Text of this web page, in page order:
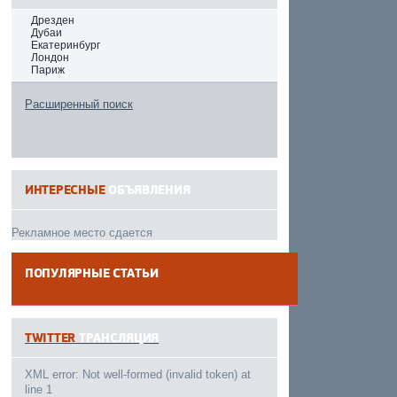
Дрезден
Дубаи
Екатеринбург
Лондон
Париж
Расширенный поиск
ИНТЕРЕСНЫЕОБЪЯВЛЕНИЯ
Рекламное место сдается
ПОПУЛЯРНЫЕ СТАТЬИ
------
TWITTER ТРАНСЛЯЦИЯ
XML error: Not well-formed (invalid token) at
line 1